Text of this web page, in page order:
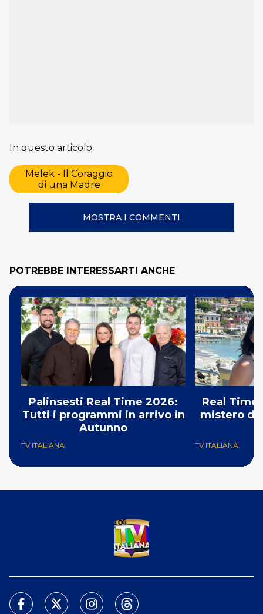
In questo articolo:
Melek - Il Coraggio
di una Madre
MOSTRA I COMMENTI
POTREBBE INTERESSARTI ANCHE
Palinsesti Real Time 2026:
Tutti i programmi in arrivo in
Autunno
TV ITALIANA
Real
mistero
TV ITALIANA